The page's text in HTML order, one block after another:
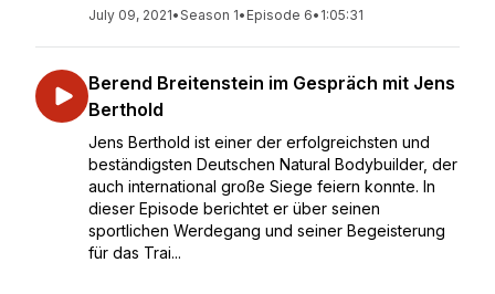
July 09, 2021•Season 1• Episode 6• 1:05:31
Berend Breitenstein im Gespräch mit Jens
Berthold
Jens Berthold ist einer der erfolgreichsten und
beständigsten Deutschen Natural Bodybuilder, der
auch international große Siege feiern konnte. In
dieser Episode berichtet er über seinen
sportlichen Werdegang und seiner Begeisterung
für das Trai...